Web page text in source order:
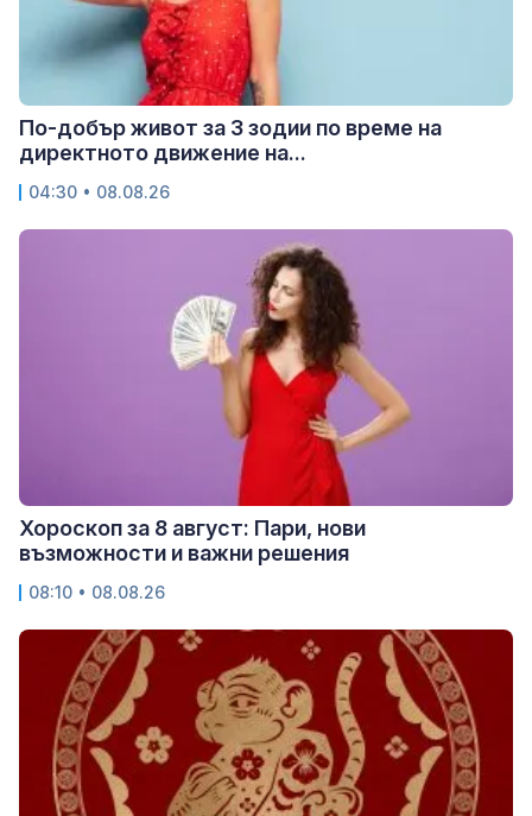
По-добър живот за 3 зодии по време на
директното движение на...
04:30 • 08.08.26
Хороскоп за 8 август: Пари, нови
възможности и важни решения
08:10 • 08.08.26